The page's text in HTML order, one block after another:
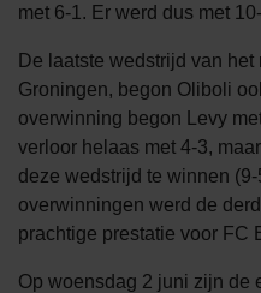
met 6-1. Er werd dus met
De laatste wedstrijd van
Groningen, begon Oliboli
overwinning begon Levy
verloor helaas met 4-3,
deze wedstrijd te winnen
overwinningen werd de
prachtige prestatie voor FC
Op woensdag 2 juni zijn de